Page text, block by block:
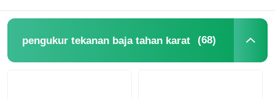
pengukur tekanan kering
Pengukur Tekanan Mini
pengukur tekanan baja tahan karat (68)